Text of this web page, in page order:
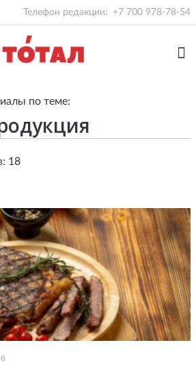
Телефон редакции: +7 700 978-78-54
по теме:
18